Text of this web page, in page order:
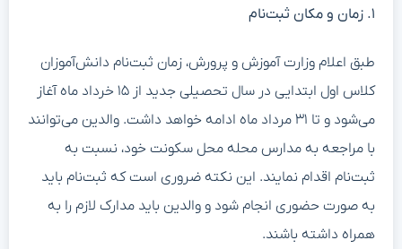
۱. زمان و مکان ثبت‌نام
طبق اعلام وزارت آموزش و پرورش، زمان ثبت‌نام دانش‌آموزان
کلاس اول ابتدایی در سال تحصیلی جدید از ۱۵ خرداد ماه آغاز
می‌شود و تا ۳۱ مرداد ماه ادامه خواهد داشت. والدین می‌توانند
با مراجعه به مدارس محله محل سکونت خود، نسبت به
ثبت‌نام اقدام نمایند. این نکته ضروری است که ثبت‌نام باید
به صورت حضوری انجام شود و والدین باید مدارک لازم را به
همراه داشته باشند.